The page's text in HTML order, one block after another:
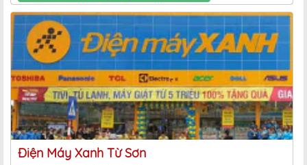
Điện Máy Xanh Từ Sơn